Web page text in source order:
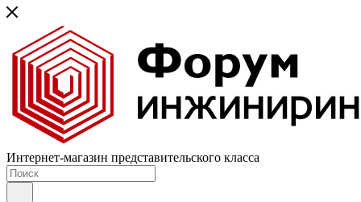
Интернет-магазин представительского класса